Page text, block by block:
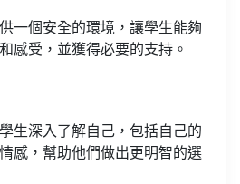
一個安全的環境，讓學生能夠
感受，並獲得必要的支持。
生深入了解自己，包括自己的
感，幫助他們做出更明智的選